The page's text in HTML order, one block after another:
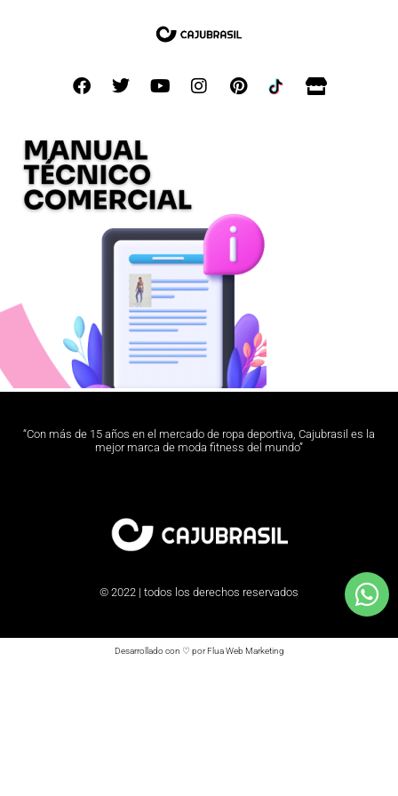
“Con más de 15 años en el mercado de ropa deportiva, Cajubrasil es la
mejor marca de moda fitness del mundo”
© 2022 | todos los derechos reservados
Desarrollado con ♡ por Flua Web Marketing